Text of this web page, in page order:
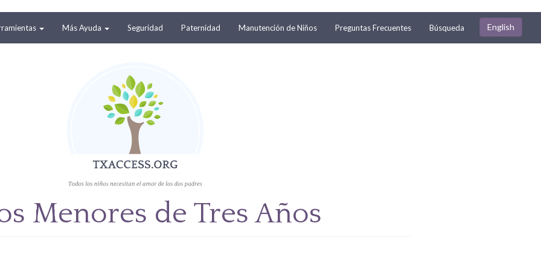
Más Ayuda Seguridad Paternidad Manutención de Niños Preguntas Frecuentes Búsqueda English
Menores de Tres Años